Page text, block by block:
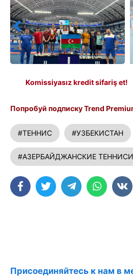
Komissiyasız kredit sifariş et!
Попробуй подписку Trend
#ТЕННИС #УЗБЕКИСТАН
#АЗЕРБАЙДЖАНСКИЕ
Присоединяйтесь к нам в